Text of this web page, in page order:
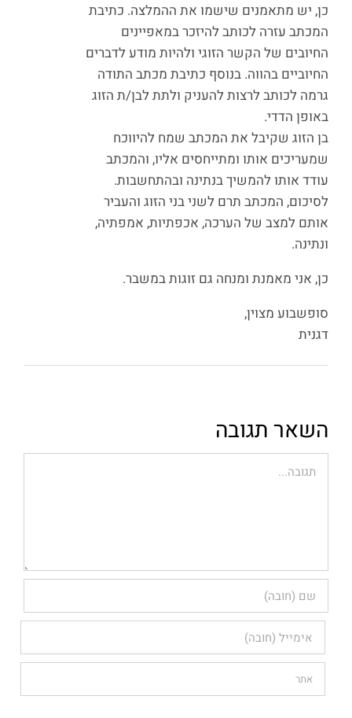
כן, יש מתאמנים שישמו את ההמלצה. כתיבת
המכתב עזרה לכותב להיזכר במאפיינים
החיובים של הקשר הזוגי ולהיות מודע לדברים
החיוביים בהווה. בנוסף כתיבת מכתב התודה
גרמה לכותב לרצות להעניק ולתת לבן/ת הזוג
באופן הדדי.
בן הזוג שקיבל את המכתב שמח להיווכח
שמעריכים אותו ומתייחסים אליו, והמכתב
עודד אותו להמשיך בנתינה ובהתחשבות.
לסיכום, המכתב תרם לשני בני הזוג והעביר
אותם למצב של הערכה, אכפתיות, אמפתיה,
ונתינה.
כן, אני מאמנת ומנחה גם זוגות במשבר.
סופשבוע מצוין,
דגנית
השאר תגובה